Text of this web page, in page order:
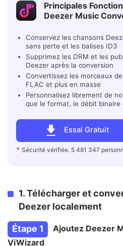
Principales
Deezer Music
Essai Gratuit
* Sécurité vérifiée. 5 481 347
Conservez les chansons
sans perte et les balises ID3
Supprimez les DRM et les
Deezer après la conversion
Convertissez les morceaux
FLAC et plus en masse
Personnalisez librement de
que le format, le débit binaire
1. Télécharger et
Deezer localement
Étape 1
Ajoutez Deezer
ViWizard